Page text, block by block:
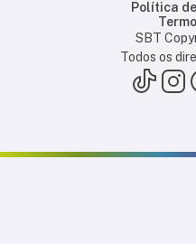
Política
SBT
Todos os